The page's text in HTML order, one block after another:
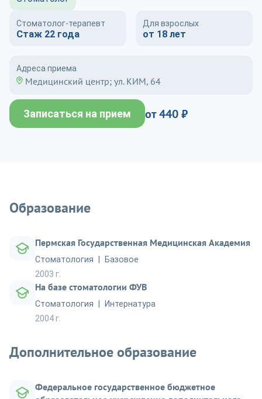
Стоматолог-терапевт
Стаж 22 года
Для взрослых
от 18 лет
Адреса приема
Медицинский центр; ул. КИМ, 64
Записаться на прием от 440 ₽
Образование
Пермская Государственная Медицинская Академия
Стоматология
Базовое
2003 г.
На базе стоматологии ФУВ
Стоматология
Интернатура
2004 г.
Дополнительное образование
Федеральное государственное бюджетное